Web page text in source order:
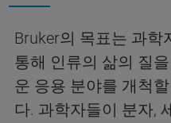
Bruker의 목표는 과
통해 인류의 삶의 질
운 응용 분야를 개척
다. 과학자들이 분자,